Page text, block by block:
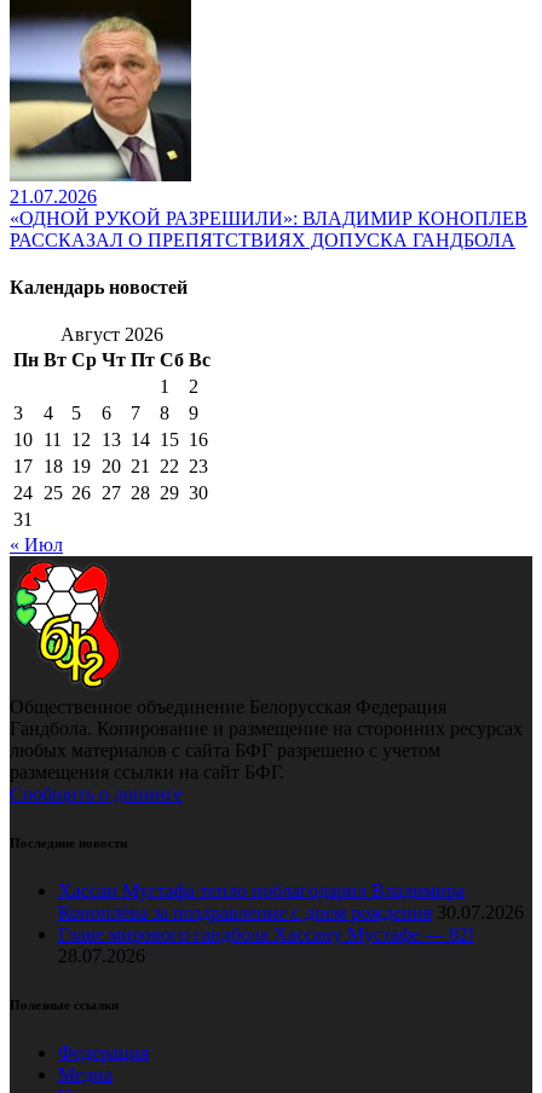
21.07.2026
«ОДНОЙ РУКОЙ РАЗРЕШИЛИ»: ВЛАДИМИР КОНОПЛЕВ
РАССКАЗАЛ О ПРЕПЯТСТВИЯХ ДОПУСКА ГАНДБОЛА
Календарь новостей
Август 2026
Пн Вт Ср Чт Пт Сб Вс
1
2
3
4 5 6 7 8
9
10 11 12 13 14 15 16
17 18 19 20 21 22 23
24 25 26 27 28 29 30
31
« Июл
Общественное объединение Белорусская Федерация
Гандбола. Копирование и размещение на сторонних ресурсах
любых материалов с сайта БФГ разрешено с учетом
размещения ссылки на сайт БФГ.
Сообщить о допинге
Последние новости
Хассан Мустафа тепло поблагодарил Владимира
Коноплёва за поздравление с днем рождения 30.07.2026
Главе мирового гандбола Хассану Мустафе — 82!
28.07.2026
Полезные ссылки
Федерация
Медиа